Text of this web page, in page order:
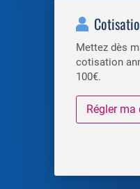
Mettez dès
cotisation
100€.
Régler